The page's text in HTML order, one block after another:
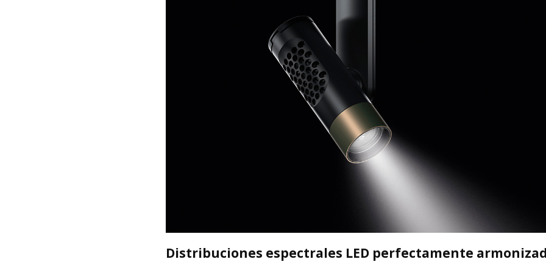
Distribuciones espectrales LED perfectamente